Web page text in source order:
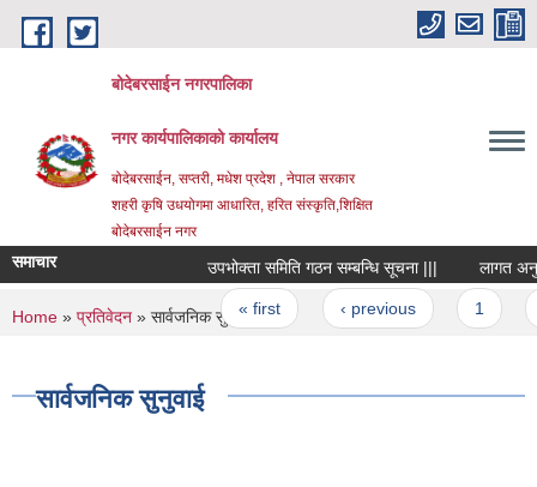
Skip to main content
बोदेबरसाईन नगरपालिका
नगर कार्यपालिकाको कार्यालय
बोदेबरसाईन, सप्तरी, मधेश प्रदेश , नेपाल सरकार
शहरी कृषि उधयोगमा आधारित, हरित संस्कृति,शिक्षित
बोदेबरसाईन नगर
समाचार उपभोक्ता समिति गठन सम्बन्धि सूचना ||| लागत
Pages
« first ‹ previous
You are here
Home » प्रतिवेदन » सार्वजनिक सुनुवाई
सार्वजनिक सुनुवाई